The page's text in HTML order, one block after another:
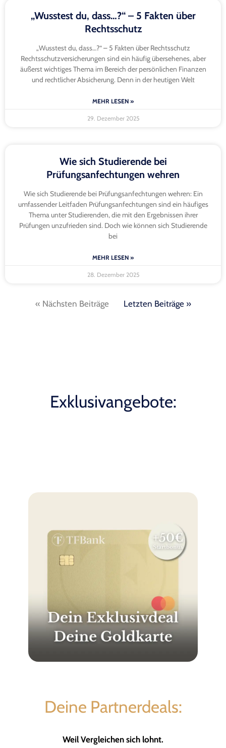
„Wusstest du, dass…?“ – 5 Fakten über
Rechtsschutz
„Wusstest du, dass…?“ – 5 Fakten über Rechtsschutz
Rechtsschutzversicherungen sind ein häufig übersehenes, aber
äußerst wichtiges Thema im Bereich der persönlichen Finanzen
und rechtlicher Absicherung. Denn in der heutigen Welt
MEHR LESEN »
29. Dezember 2025
Wie sich Studierende bei
Prüfungsanfechtungen wehren
Wie sich Studierende bei Prüfungsanfechtungen wehren: Ein
umfassender Leitfaden Prüfungsanfechtungen sind ein häufiges
Thema unter Studierenden, die mit den Ergebnissen ihrer
Prüfungen unzufrieden sind. Doch wie können sich Studierende
bei
MEHR LESEN »
28. Dezember 2025
« Nächsten Beiträge Letzten Beiträge »
Exklusivangebote:
Deine Partnerdeals:
Weil Vergleichen sich lohnt.